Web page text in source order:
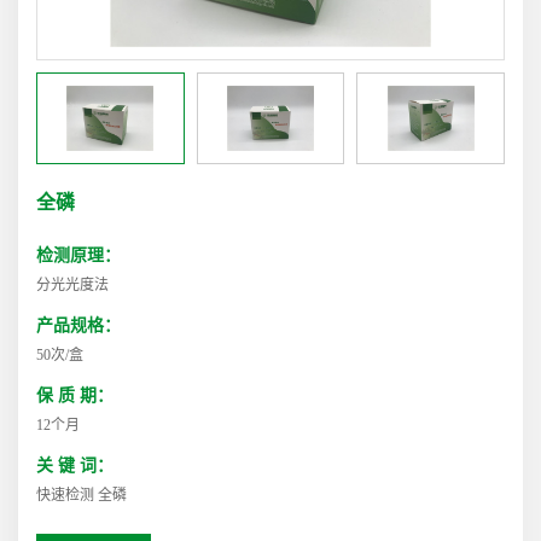
全磷
检测原理：
分光光度法
产品规格：
50次/盒
保 质 期：
12个月
关 键 词：
快速检测 全磷